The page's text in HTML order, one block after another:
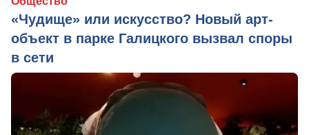
«Чудище» или искусство? Новый арт-
объект в парке Галицкого вызвал споры
в сети